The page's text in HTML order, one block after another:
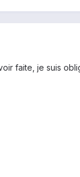
faite, je suis